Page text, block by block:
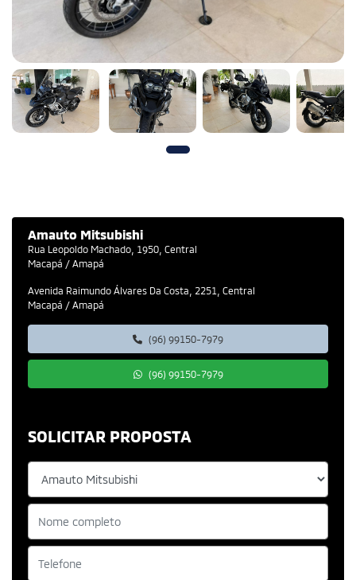
Amauto Mitsubishi
Rua Leopoldo Machado, 1950, Central
Macapá / Amapá
Avenida Raimundo Álvares Da Costa, 2251, Central
Macapá / Amapá
(96) 99150-7979
(96) 99150-7979
SOLICITAR PROPOSTA